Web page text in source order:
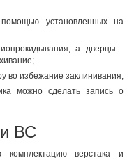
установленных на
а дверцы -
во избежание заклинивания;
можно сделать запись о
ВС
верстака и